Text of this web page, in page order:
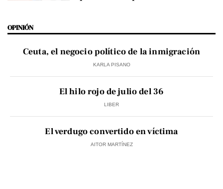
OPINIÓN
Ceuta, el negocio político de la inmigración
KARLA PISANO
El hilo rojo de julio del 36
LIBER
El verdugo convertido en víctima
AITOR MARTÍNEZ